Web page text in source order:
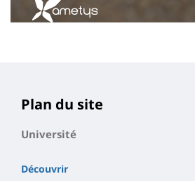
Plan du site
Université
Découvrir